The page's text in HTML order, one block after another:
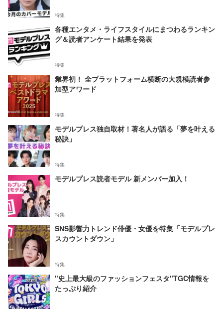
特集
各種エンタメ・ライフスタイルにまつわるランキン
グ＆読者アンケート結果を発表
特集
業界初！ 全プラットフォーム横断の大規模読者参
加型アワード
特集
モデルプレス独自取材！著名人が語る「夢を叶える
秘訣」
特集
モデルプレス読者モデル 新メンバー加入！
特集
SNS影響力トレンド俳優・女優を特集「モデルプレ
スカウントダウン」
特集
"史上最大級のファッションフェスタ"TGC情報を
たっぷり紹介